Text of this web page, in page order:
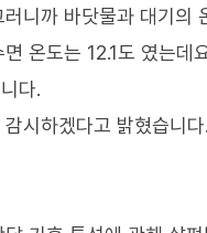
니까 바닷물과 대기
온도는 12.1도 였는데
다.
시하겠다고 밝혔습니다.